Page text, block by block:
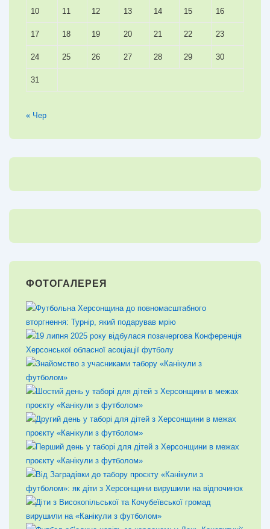
10 11 12 13 14 15 16
17 18 19 20 21 22 23
24 25 26 27 28 29 30
31
« Чер
ФОТОГАЛЕРЕЯ